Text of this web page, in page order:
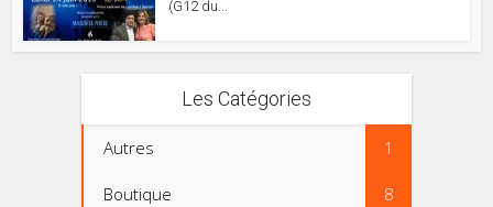
(G12 du...
Les Catégories
Autres 1
Boutique 8